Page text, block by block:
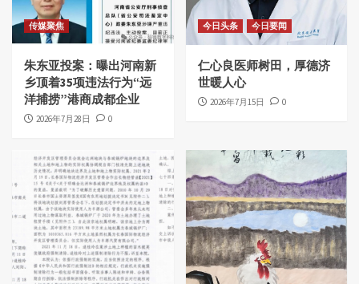
传媒聚焦
朱东亚投案：曝出河南新
乡顶着35项违法行为“远
洋捕捞”港商成都企业
2026年7月28日 0
今日头条 今日要闻
仁心良医师树田，厚德济
世暖人心
2026年7月15日 0